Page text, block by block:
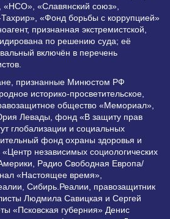
«Славянский союз»,
«Фонд борьбы с коррупцией»
признанная экстремистской,
по решению суда; её
включён в перечень
признанные Минюстом РФ
историко-просветительское,
общество «Мемориал»,
Левады, фонд «В защиту прав
глобализации и социальных
фонд охраны здоровья и
независимых социологических
Радио Свободная Европа/
«Настоящее время»,
Сибирь.Реалии, правозащитник
Людмила Савицкая и Сергей
«Псковская губерния» Денис